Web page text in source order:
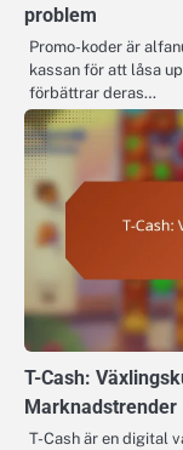
problem
Promo-koder är
kassan för att låsa
förbättrar deras…
T-Cash:
Marknadstrender
T-Cash är en digital